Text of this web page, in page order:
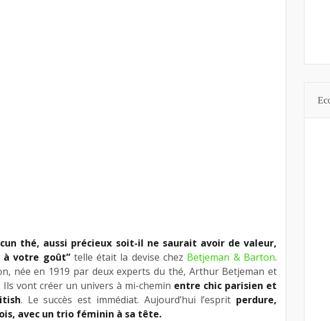
thé, aussi précieux soit-il ne saurait avoir de valeur,
à votre goût”telle était la devise chez Betjeman & Barton.
née en 1919 par deux experts du thé, Arthur Betjeman et
Ils vont créer un univers à mi-chemin entre chic parisien et
. Le succès est immédiat. Aujourd’hui l’esprit perdure,
avec un trio féminin à sa tête.